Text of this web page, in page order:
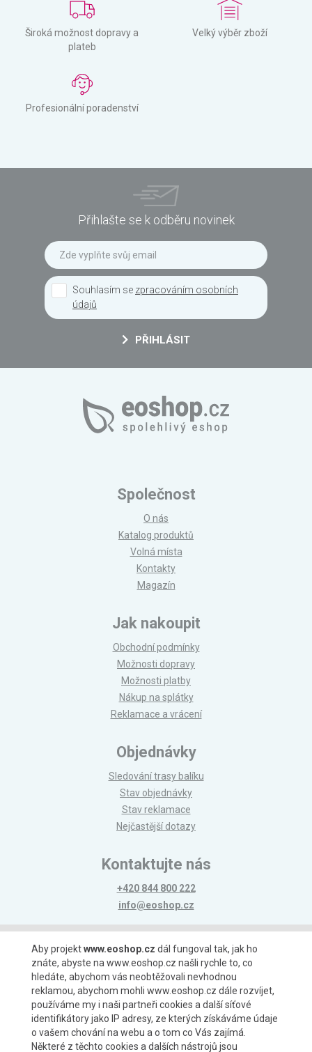
Široká možnost dopravy a
plateb
Velký výběr zboží
Profesionální poradenství
Přihlašte se k odběru novinek
Souhlasím se zpracováním osobních
údajů
PŘIHLÁSIT
Společnost
O nás
Katalog produktů
Volná místa
Kontakty
Magazín
Jak nakoupit
Obchodní podmínky
Možnosti dopravy
Možnosti platby
Nákup na splátky
Reklamace a vrácení
Objednávky
Sledování trasy balíku
Stav objednávky
Stav reklamace
Nejčastější dotazy
Kontaktujte nás
+420 844 800 222
info@eoshop.cz
Možnosti platby
Možnosti dopravy
Aby projektwww.eoshop.cz dál fungoval tak, jak ho
znáte, abyste na www.eoshop.cz našli rychle to, co
hledáte, abychom vás neobtěžovali nevhodnou
reklamou, abychom mohli www.eoshop.cz dále rozvíjet,
používáme my i naši partneři cookies a další síťové
identifikátory jako IP adresy, ze kterých získáváme údaje
o vašem chování na webu a o tom co Vás zajímá.
Některé z těchto cookies a dalších nástrojů jsou